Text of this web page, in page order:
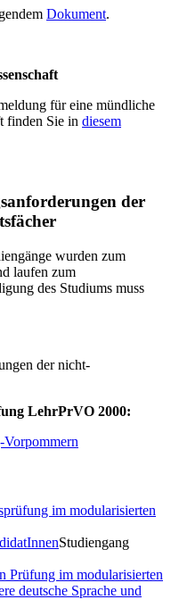
Dokument.
für eine mündliche
finden Sie in diesem
der
wurden zum
laufen zum
des Studiums muss
der nicht-
LehrPrVO 2000:
im modularisierten
Studiengang
Prüfung im modularisierten
deutsche Sprache und